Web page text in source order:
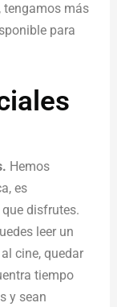
tengamos más
para
Hemos
es
disfrutes.
leer un
cine, quedar
tiempo
y sean